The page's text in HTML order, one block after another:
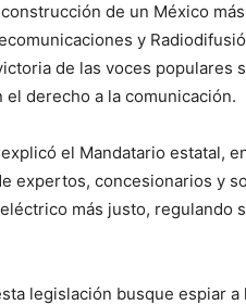
de un México
y
de las voces populares
el derecho a la comunicación.
el Mandatario estatal,
expertos, concesionarios y
más justo, regulando
legislación busque espiar